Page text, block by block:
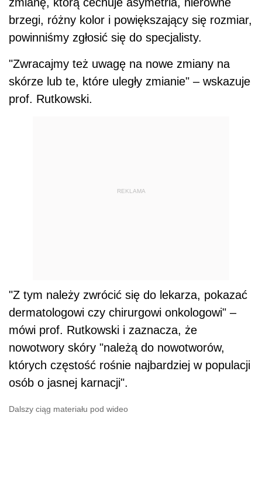
brzegi, różny kolor i powiększający się rozmiar,
powinniśmy zgłosić się do specjalisty.
"Zwracajmy też uwagę na nowe zmiany na
skórze lub te, które uległy zmianie" – wskazuje
prof. Rutkowski.
REKLAMA
"Z tym należy zwrócić się do lekarza, pokazać
dermatologowi czy chirurgowi onkologowi" –
mówi prof. Rutkowski i zaznacza, że
nowotwory skóry "należą do nowotworów,
których częstość rośnie najbardziej w populacji
osób o jasnej karnacji".
Dalszy ciąg materiału pod wideo